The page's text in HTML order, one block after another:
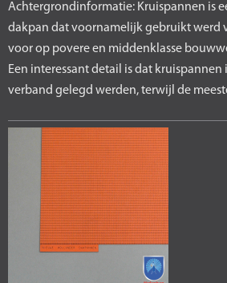
Achtergrondinformatie: Kruispannen is
dakpan dat voornamelijk gebruikt werd
voor op povere en middenklasse
Een interessant detail is dat kruispannen
verband gelegd werden, terwijl de